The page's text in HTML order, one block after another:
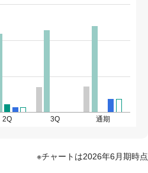
2Q 3Q 通期
チャートは2026年6月期時点